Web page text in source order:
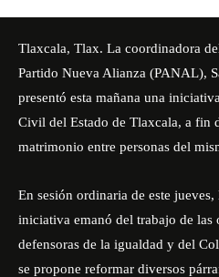
Tlaxcala, Tlax. La coordinadora
Partido Nueva Alianza (PANAL),
presentó esta mañana una
Civil del Estado de Tlaxcala, a fin
matrimonio entre personas del
En sesión ordinaria de este
iniciativa emanó del trabajo de las
defensoras de la igualdad y del
se propone reformar diversos